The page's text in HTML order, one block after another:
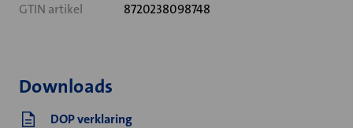
GTIN artikel 8720238098748
Downloads
DOP verklaring